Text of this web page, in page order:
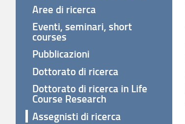
Aree di ricerca
Eventi, seminari, short
courses
Pubblicazioni
Dottorato di ricerca
Dottorato di ricerca in Life
Course Research
Assegnisti di ricerca